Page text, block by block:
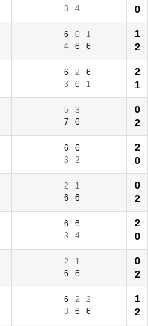
3
4
0
6 0
1
4
6 6
1
2
6 2
6
3
6 1
2
1
5
3
7
6
0
2
6
6
3
2
2
0
2
1
6
6
0
2
6
6
3
4
2
0
2
1
6
6
0
2
6 2
2
3
6 6
1
2